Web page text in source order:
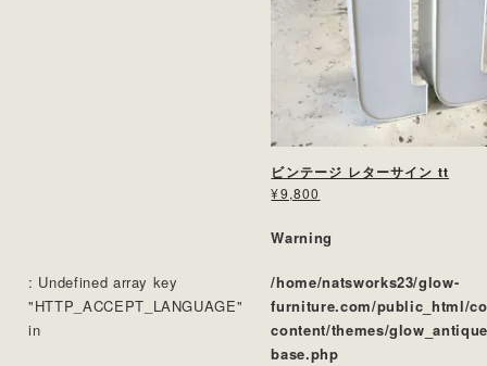
ビンテージ レターサイン tt
¥9,800
Warning
: Undefined array key
"HTTP_ACCEPT_LANGUAGE"
in
/home/natsworks23/glow-
furniture.com/public_html/
content/themes/
base.php